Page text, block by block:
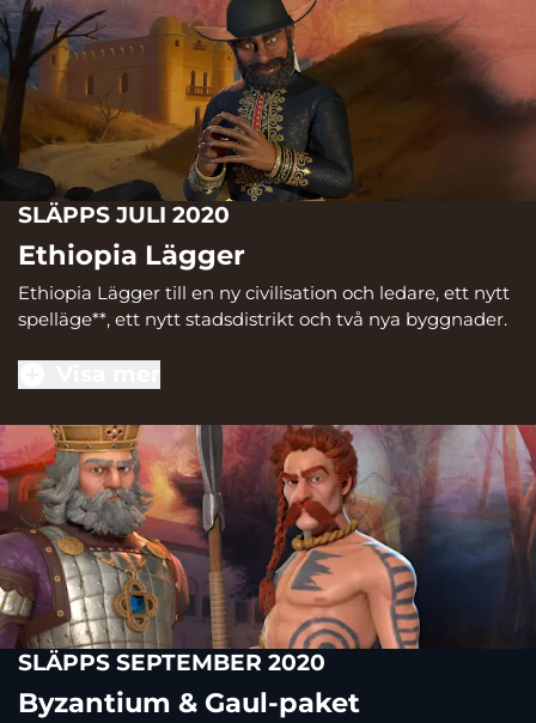
SLÄPPS JULI 2020
Ethiopia Lägger
Ethiopia Lägger till en ny civilisation och ledare, ett nytt
spelläge**, ett nytt stadsdistrikt och två nya byggnader.
SLÄPPS SEPTEMBER 2020
Byzantium & Gaul-paket